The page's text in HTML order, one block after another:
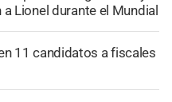
Lionel durante el Mundial
11 candidatos a fiscales